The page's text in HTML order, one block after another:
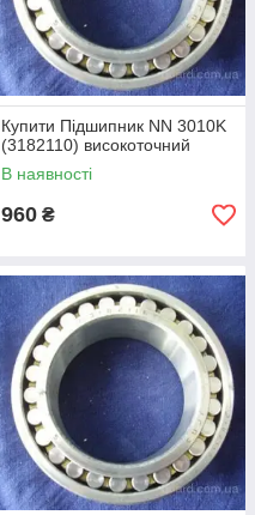
Купити Підшипник NN 3010K
(3182110) високоточний
В наявності
960 ₴